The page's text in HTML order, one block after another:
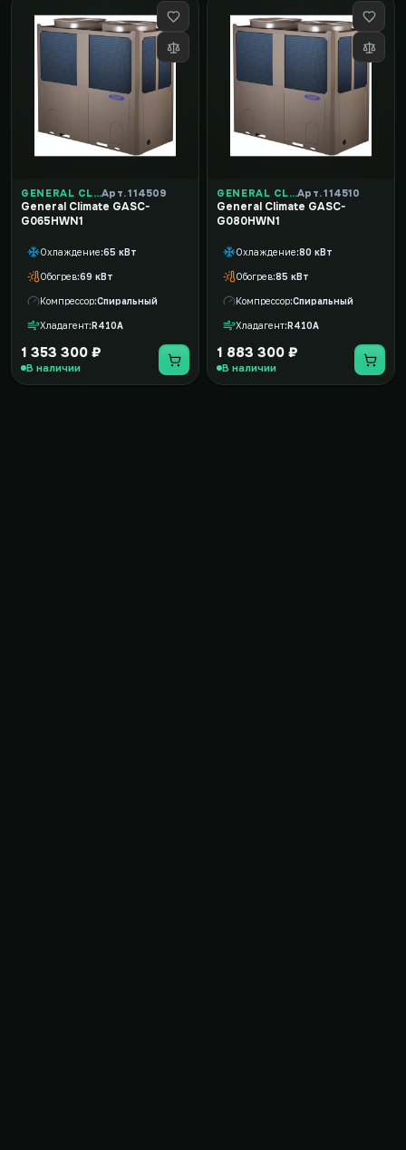
GENERAL CLIMATEАрт. 114509
General Climate GASC-
G065HWN1
Охлаждение 65 кВт
Обогрев 69 кВт
Компрессор Спиральный
Хладагент R410A
1 353 300 ₽
В наличии
GENERAL CLIMATEАрт. 114510
General Climate GASC-
G080HWN1
Охлаждение 80 кВт
Обогрев 85 кВт
Компрессор Спиральный
Хладагент R410A
1 883 300 ₽
В наличии